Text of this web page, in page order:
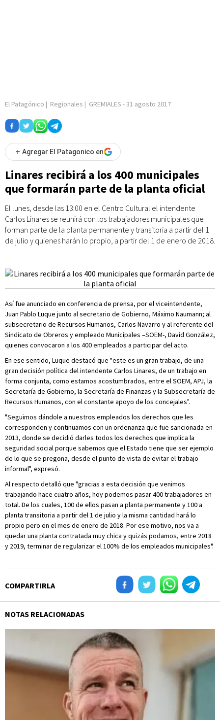
El Patagónico | Regionales | GREMIALES -31 agosto 2017
+ Agregar El Patagonico en
Linares recibirá a los 400 municipales
que formarán parte de la planta oficial
El lunes, desde las 13:00 en el Centro Cultural el intendente
Carlos Linares se reunirá con los trabajadores municipales que
forman parte de la planta permanente y transitoria a partir del 1
de julio y quienes harán lo propio, a partir del 1 de enero de 2018.
Así fue anunciado en conferencia de prensa, por el viceintendente,
Juan Pablo Luque junto al secretario de Gobierno, Máximo Naumann; al
subsecretario de Recursos Humanos, Carlos Navarro y al referente del
Sindicato de Obreros y empleado Municipales –SOEM-, David González,
quienes convocaron a los 400 empleados a participar del acto.
En ese sentido, Luque destacó que "este es un gran trabajo, de una
gran decisión política del intendente Carlos Linares, de un trabajo en
forma conjunta, como estamos acostumbrados, entre el SOEM, APJ, la
Secretaría de Gobierno, la Secretaría de Finanzas y la Subsecretaría de
Recursos Humanos, con el constante apoyo de los concejales".
"Seguimos dándole a nuestros empleados los derechos que les
corresponden y continuamos con un ordenanza que fue sancionada en
2013, donde se decidió darles todos los derechos que implica la
seguridad social porque sabemos que el Estado tiene que ser ejemplo
de lo que se pregona, desde el punto de vista de evitar el trabajo
informal", expresó.
Al respecto detalló que "gracias a esta decisión que venimos
trabajando hace cuatro años, hoy podemos pasar 400 trabajadores en
total. De los cuales, 100 de ellos pasan a planta permanente y 100 a
planta transitoria a partir del 1 de julio y la misma cantidad hará lo
propio pero en el mes de enero de 2018. Por ese motivo, nos va a
quedar una planta contratada muy chica y quizás podamos, entre 2018
y 2019, terminar de regularizar el 100% de los empleados municipales".
COMPARTIRLA
NOTAS RELACIONADAS